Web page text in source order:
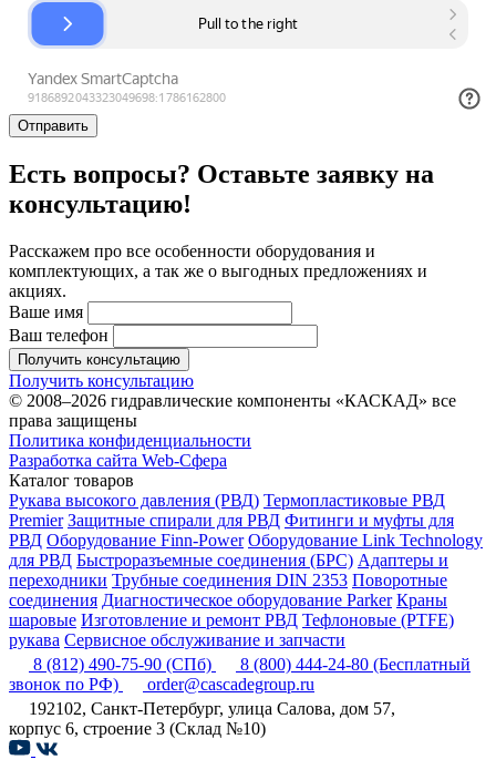
Отправить
Есть вопросы? Оставьте заявку на
консультацию!
Расскажем про все особенности оборудования и
комплектующих, а так же о выгодных предложениях и
акциях.
Ваше имя
Ваш телефон
Получить консультацию
Получить консультацию
© 2008–2026 гидравлические компоненты «КАСКАД» все
права защищены
Политика конфиденциальности
Разработка сайта Web-Сфера
Каталог товаров
Рукава высокого давления (РВД) Термопластиковые РВД
Premier Защитные спирали для РВД Фитинги и муфты для
РВД Оборудование Finn-Power Оборудование Link Technology
для РВД Быстроразъемные соединения (БРС) Адаптеры и
переходники Трубные соединения DIN 2353 Поворотные
соединения Диагностическое оборудование Parker Краны
шаровые Изготовление и ремонт РВД Тефлоновые (PTFE)
рукава Сервисное обслуживание и запчасти
8 (812) 490-75-90 (СПб) 8 (800) 444-24-80 (Бесплатный
звонок по РФ)
order@cascadegroup.ru
192102, Санкт-Петербург, улица Салова, дом 57,
корпус 6, строение 3 (Склад №10)